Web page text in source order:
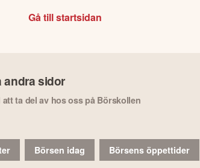
Gå till startsidan
andra sidor
ta del av hos oss på Börskollen
Börsen idag Börsens öppettider